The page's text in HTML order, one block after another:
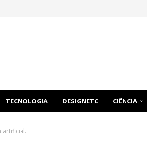
TECNOLOGIA DESIGNETC CIÊNCIA
artificial.